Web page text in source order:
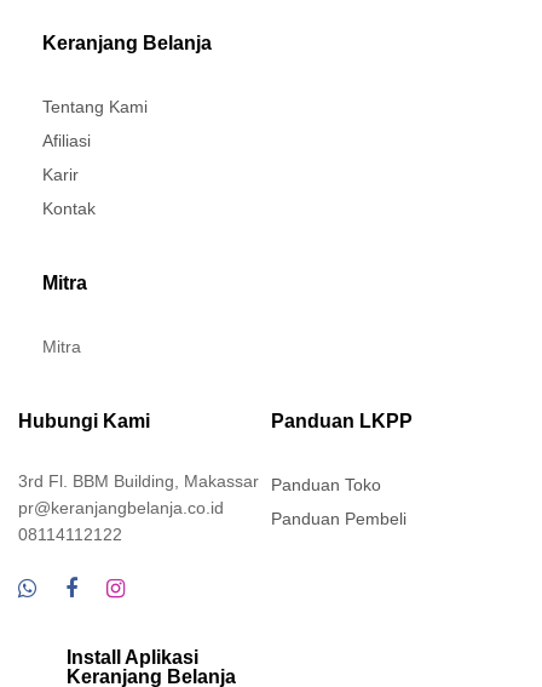
Keranjang Belanja
Tentang Kami
Afiliasi
Karir
Kontak
Mitra
Mitra
Hubungi Kami
3rd Fl. BBM Building, Makassar
pr@keranjangbelanja.co.id
08114112122
Panduan LKPP
Panduan Toko
Panduan Pembeli
Install Aplikasi
Keranjang Belanja